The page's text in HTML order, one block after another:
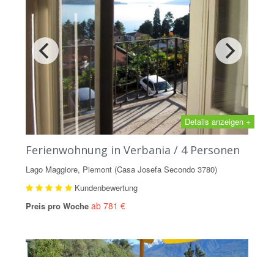
Details anzeigen +
Ferienwohnung in Verbania / 4 Personen
Lago Maggiore, Piemont (Casa Josefa Secondo 3780)
Kundenbewertung
Preis pro Woche ab 781 €